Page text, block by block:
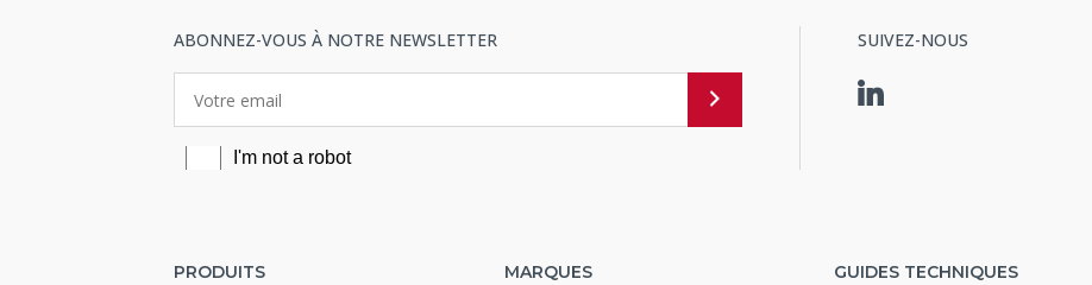
ABONNEZ-VOUS À NOTRE NEWSLETTER SUIVEZ-NOUS
PRODUITS MARQUES GUIDES TECHNIQUES